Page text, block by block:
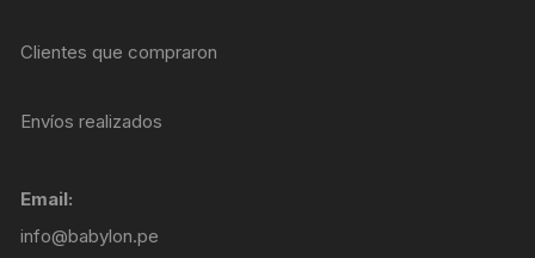
Clientes que compraron
Envíos realizados
Email:
info@babylon.pe